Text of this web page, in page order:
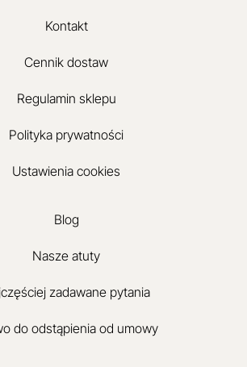
Kontakt
Cennik dostaw
Regulamin sklepu
Polityka prywatności
Ustawienia cookies
Blog
Nasze atuty
zadawane pytania
do odstąpienia od umowy